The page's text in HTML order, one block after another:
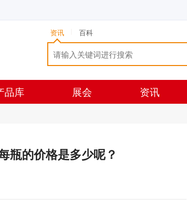
资讯 百科
品库 展会 资讯
瓶的价格是多少呢？